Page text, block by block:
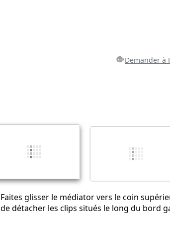
Demander à
Faites glisser le médiator vers le coin
de détacher les clips situés le long du bord